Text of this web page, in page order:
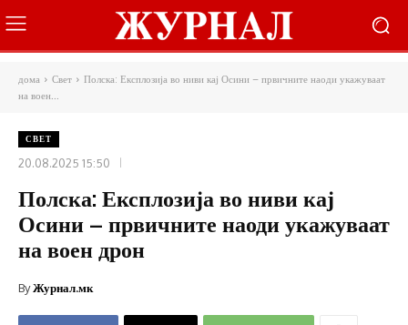
дома Свет
Полска: Експлозија во ниви кај Осини – првичните наоди укажуваат
на воен...
СВЕТ
20.08.2025 15:50
Полска: Експлозија во ниви кај
Осини – првичните наоди укажуваат
на воен дрон
ByЖурнал.мк